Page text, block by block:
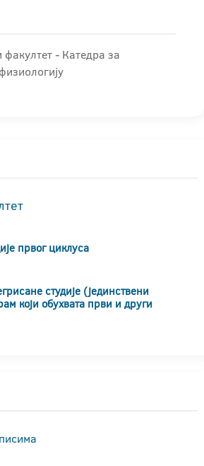
- Катедра за
првог циклуса
студије (јединствени
који обухвата први и други